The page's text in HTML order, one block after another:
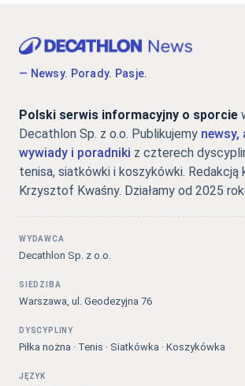
— Newsy. Porady. Pasje.
Polski serwis informacyjny o sporcie
Decathlon Sp. z o.o. Publikujemy newsy,
wywiady i poradniki z czterech
tenisa, siatkówki i koszykówki. Redakcją
Krzysztof Kwaśny. Działamy od 2025
WYDAWCA
Decathlon Sp. z o.o.
SIEDZIBA
Warszawa, ul. Geodezyjna 76
DYSCYPLINY
Piłka nożna · Tenis · Siatkówka · Koszykówka
JĘZYK